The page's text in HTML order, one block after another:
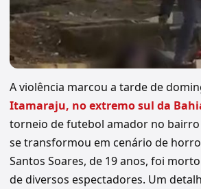
A violência marcou a tarde de
Itamaraju, no extremo sul da
torneio de futebol amador no
se transformou em cenário de
Santos Soares, de 19 anos, foi
de diversos espectadores. Um